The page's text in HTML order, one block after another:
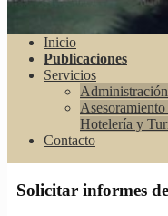
Inicio
Publicaciones
Servicios
Hotelería y
Contacto
Solicitar informes